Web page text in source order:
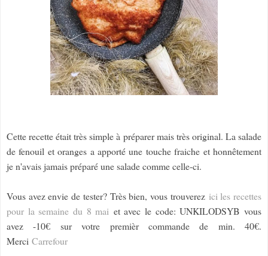
Cette recette était très simple à préparer mais très original. La salade
de fenouil et oranges a apporté une touche fraiche et honnêtement
je n'avais jamais préparé une salade comme celle-ci.
Vous avez envie de tester? Très bien, vous trouverez ici les recettes
pour la semaine du 8 mai et avec le code: UNKILODSYB vous
avez -10€ sur votre premièr commande de min. 40€.
Merci Carrefour